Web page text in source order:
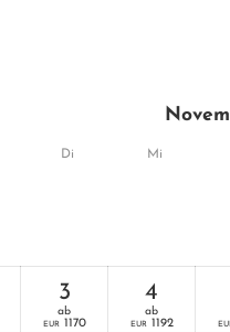
Di Mi
3
ab
EUR 1170
4
ab
EUR 1192